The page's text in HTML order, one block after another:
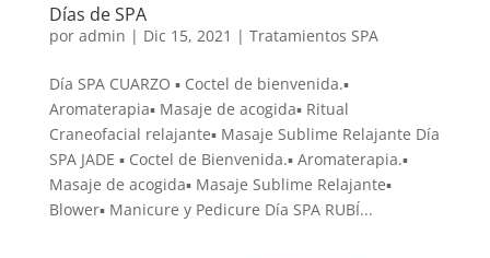
Días de SPA
por admin | Dic 15, 2021 | Tratamientos SPA
Día SPA CUARZO ▪ Coctel de bienvenida.▪
Aromaterapia▪ Masaje de acogida▪ Ritual
Craneofacial relajante▪ Masaje Sublime Relajante Día
SPA JADE ▪ Coctel de Bienvenida.▪ Aromaterapia.▪
Masaje de acogida▪ Masaje Sublime Relajante▪
Blower▪ Manicure y Pedicure Día SPA RUBÍ...